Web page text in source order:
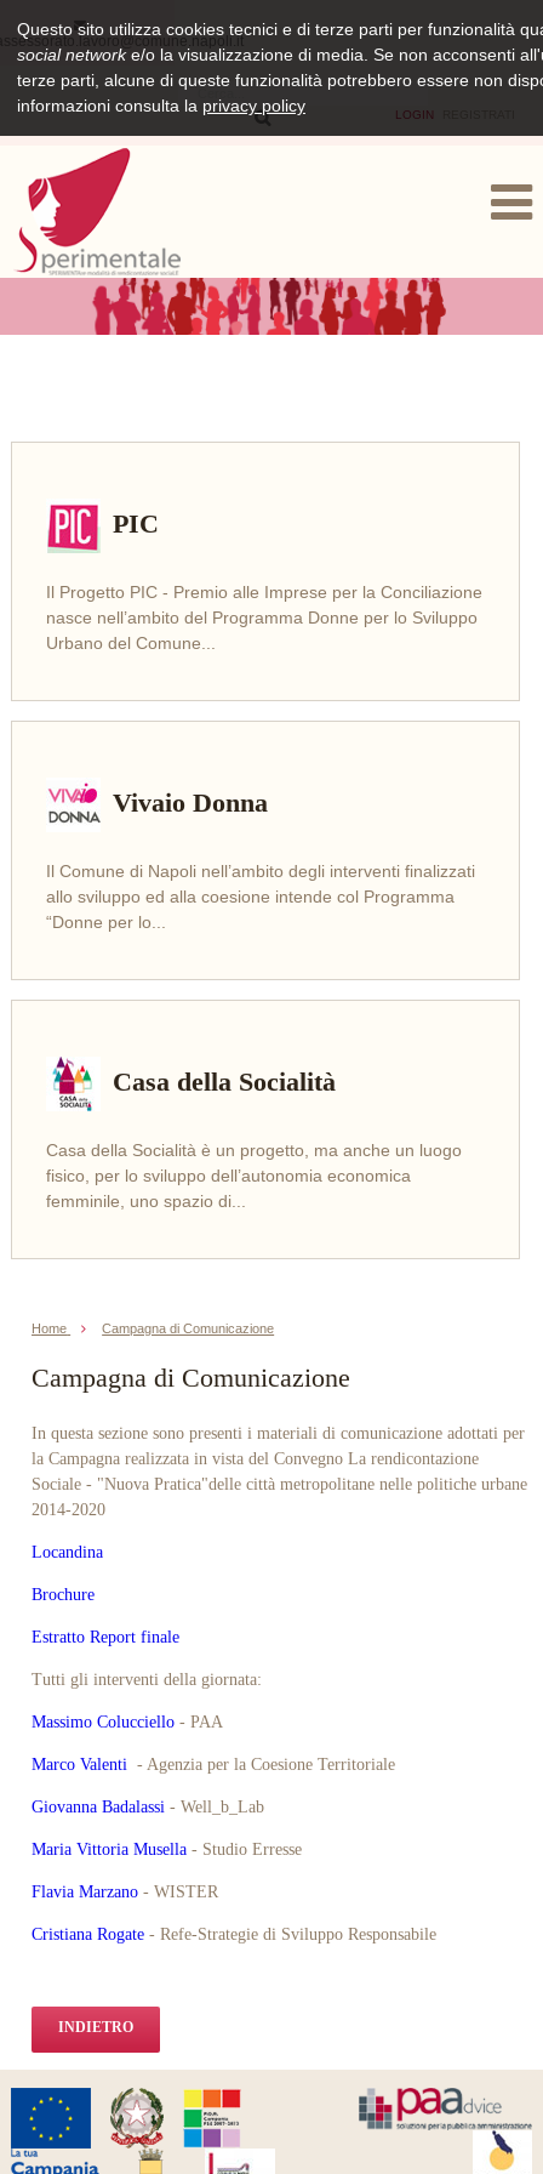
Questo sito utilizza cookies tecnici e di terze parti per funzionalità
social networke/o la visualizzazione di media. Se non acconsenti
terze parti, alcune di queste funzionalità potrebbero essere non
informazioni consulta la privacy policy LOGIN
PIC
Il Progetto PIC - Premio alle Imprese per la Conciliazione
nasce nell’ambito del Programma Donne per lo Sviluppo
Urbano del Comune...
Vivaio Donna
Il Comune di Napoli nell’ambito degli interventi finalizzati
allo sviluppo ed alla coesione intende col Programma
“Donne per lo...
LEGGI
Casa della Socialità
Casa della Socialità è un progetto, ma anche un luogo
fisico, per lo sviluppo dell’autonomia economica
femminile, uno spazio di...
LEGGI
Home Campagna di Comunicazione
Campagna di Comunicazione
In questa sezione sono presenti i materiali di comunicazione adottati per
la Campagna realizzata in vista del Convegno La rendicontazione
Sociale - "Nuova Pratica"delle città metropolitane nelle politiche urbane
2014-2020
Locandina
Brochure
Estratto Report finale
Tutti gli interventi della giornata:
Massimo Colucciello - PAA
Marco Valenti - Agenzia per la Coesione Territoriale
Giovanna Badalassi - Well_b_Lab
Maria Vittoria Musella- Studio Erresse
Flavia Marzano - WISTER
Cristiana Rogate - Refe-Strategie di Sviluppo Responsabile
INDIETRO